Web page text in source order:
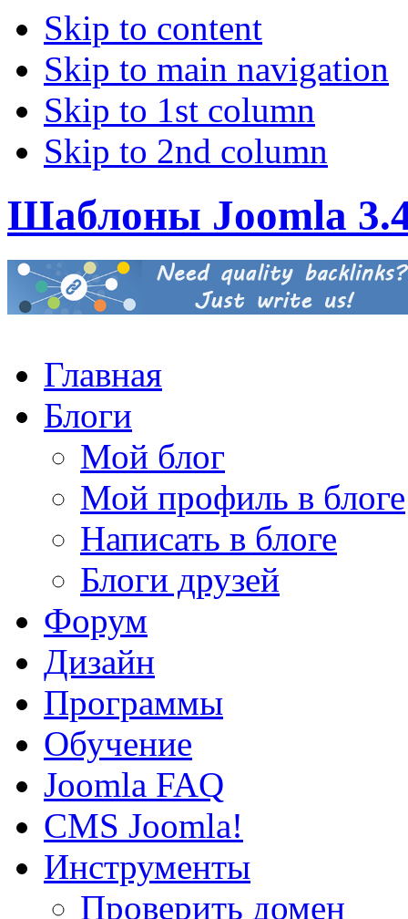
Skip to content
Skip to main navigation
Skip to 1st column
Skip to 2nd column
Шаблоны Joomla
Главная
Блоги
Мой блог
Мой профиль в блоге
Написать в блоге
Блоги друзей
Форум
Дизайн
Программы
Обучение
Joomla FAQ
CMS Joomla!
Инструменты
Проверить домен